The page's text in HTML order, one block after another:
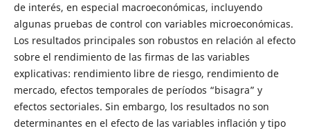
de interés, en especial macroeconómicas, incluyendo
algunas pruebas de control con variables microeconómicas.
Los resultados principales son robustos en relación al efecto
sobre el rendimiento de las firmas de las variables
explicativas: rendimiento libre de riesgo, rendimiento de
mercado, efectos temporales de períodos “bisagra” y
efectos sectoriales. Sin embargo, los resultados no son
determinantes en el efecto de las variables inflación y tipo